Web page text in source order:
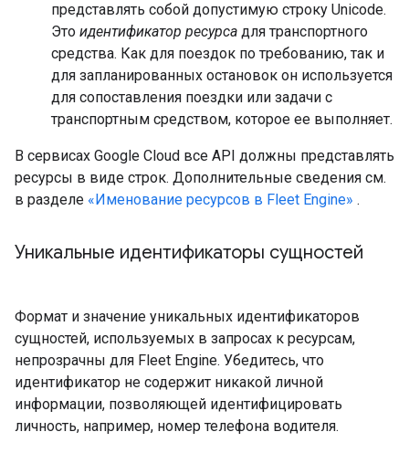
представлять собой допустимую строку Unicode.
Это идентификатор ресурса для транспортного
средства. Как для поездок по требованию, так и
для запланированных остановок он используется
для сопоставления поездки или задачи с
транспортным средством, которое ее выполняет.
В сервисах Google Cloud все API должны представлять
ресурсы в виде строк. Дополнительные сведения см.
в разделе «Именование ресурсов в Fleet Engine» .
Уникальные идентификаторы сущностей
Формат и значение уникальных идентификаторов
сущностей, используемых в запросах к ресурсам,
непрозрачны для Fleet Engine. Убедитесь, что
идентификатор не содержит никакой личной
информации, позволяющей идентифицировать
личность, например, номер телефона водителя.